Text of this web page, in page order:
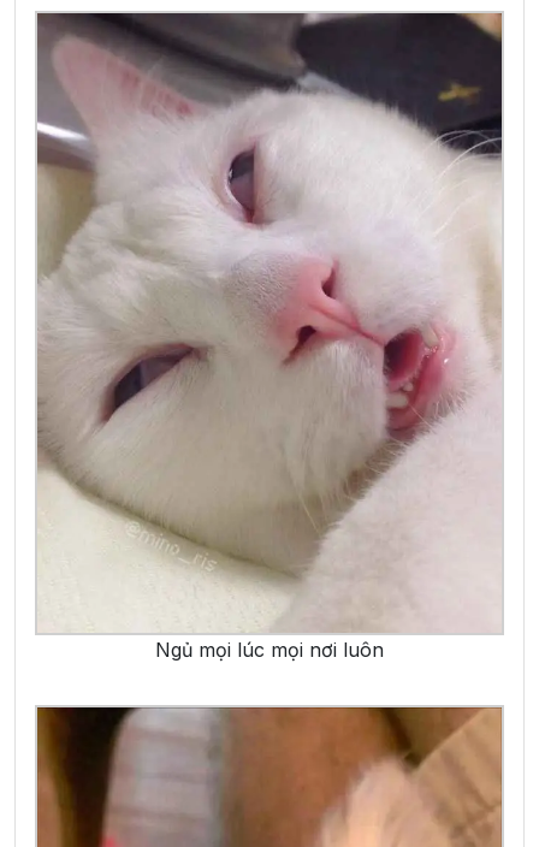
Ngủ mọi lúc mọi nơi luôn